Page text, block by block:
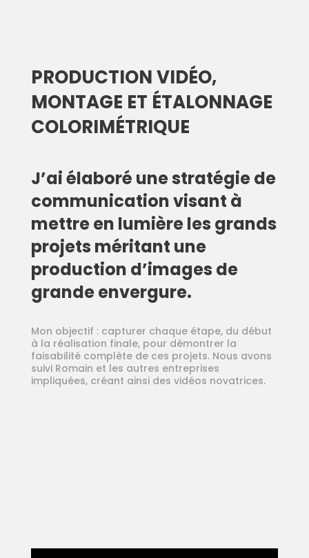
PRODUCTION VIDÉO,
MONTAGE ET ÉTALONNAGE
COLORIMÉTRIQUE
J’ai élaboré une stratégie de
communication visant à
mettre en lumière les grands
projets méritant une
production d’images de
grande envergure.
Mon objectif : capturer chaque étape, du début
à la réalisation finale, pour démontrer la
faisabilité complète de ces projets. Nous avons
suivi Romain et les autres entreprises
impliquées, créant ainsi des vidéos novatrices.